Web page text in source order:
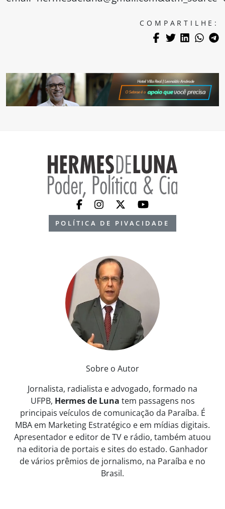
COMPARTILHE:
POLÍTICA DE PIVACIDADE
Sobre o Autor
Jornalista, radialista e advogado, formado na
UFPB, Hermes de Luna tem passagens nos
principais veículos de comunicação da Paraíba. É
MBA em Marketing Estratégico e em mídias digitais.
Apresentador e editor de TV e rádio, também atuou
na editoria de portais e sites do estado. Ganhador
de vários prêmios de jornalismo, na Paraíba e no
Brasil.